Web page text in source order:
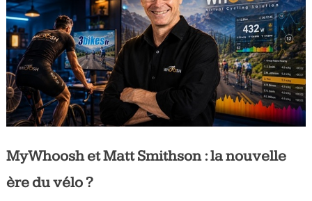
MyWhoosh et Matt Smithson : la nouvelle
ère du vélo ?